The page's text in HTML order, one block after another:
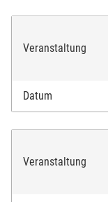
Veranstaltung
Datum
Veranstaltung